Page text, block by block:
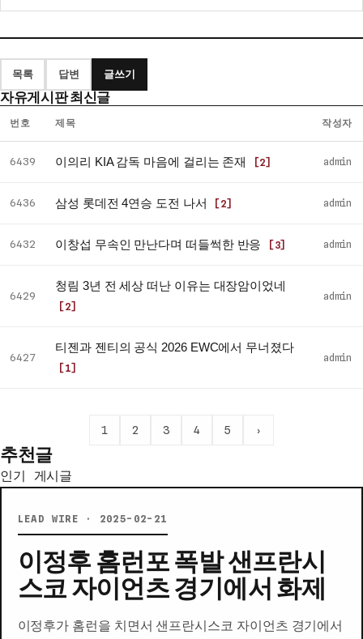
목록 답변 글쓰기
자유게시판 최신글
글
번호 제목 작성자
6439 이의리 KIA 감독 마음에 걸리는 존재 [2] admin
6436 삼성 롯데전 4연승 도전 나서 [2] admin
6432 이창섭 무속인 만난다며 떠들썩한 반응 [3] admin
6429
청림 3년 전 세상 떠난 이유는 대장암이었네
[2]
admin
6427
티젠과 젠티의 공식 2026 EWC에서 무너졌다
[1]
admin
1 2 3 4 5 ›
추천글
인기 게시글
LEAD WIRE · 2025-02-21
이정후 홈런포 폭발 샌프란시
스코 자이언츠 경기에서 화제
이정후가 홈런을 치면서 샌프란시스코 자이언츠 경기에서